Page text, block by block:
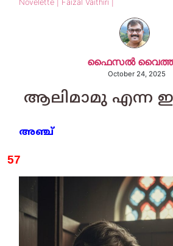
Novelette | Faizal Vaithiri |
ഫൈസല്‍
October 24, 2025
ആലിമാമു എന്ന
അഞ്ച്‌
57